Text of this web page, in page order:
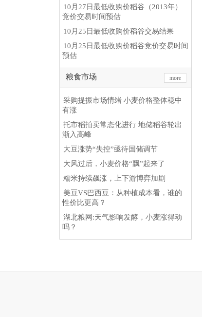
10月27日最低收购价稻谷（2013年）
竞价交易时间预估
10月25日最低收购价稻谷交易结果
10月25日最低收购价稻谷竞价交易时间
预估
粮食市场 more
采购提振市场情绪 小麦价格整体稳中
有涨
托市稻拍卖常态化进行 地储稻谷轮出
渐入高峰
大豆涨势“失控”亟待国储调节
大风过后，小麦价格“飘”起来了
糯米持续飙涨，上下游博弈加剧
美豆VS巴西豆：从种植成本看，谁的
性价比更高？
湖北粮网:天气影响发酵，小麦涨得动
吗？